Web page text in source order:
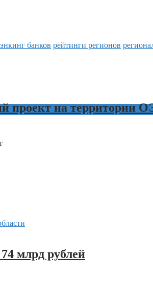
банков рейтинги регионов
проект на территории
млрд рублей